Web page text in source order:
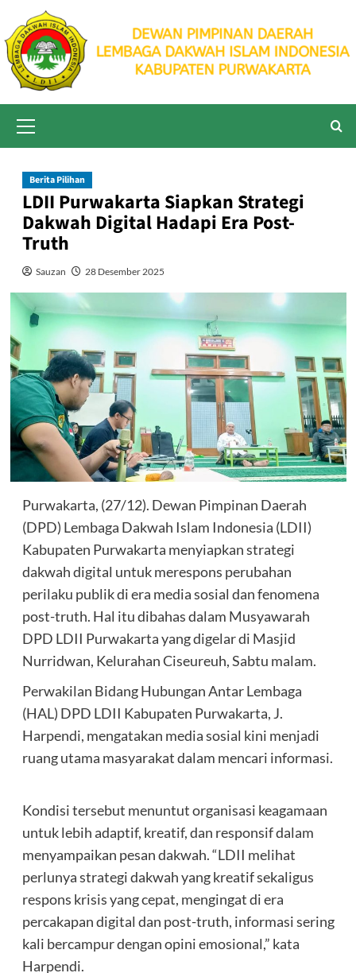
content
Menu
Berita Pilihan
LDII Purwakarta Siapkan Strategi
Dakwah Digital Hadapi Era Post-
Truth
Sauzan 28 Desember 2025
Purwakarta, (27/12). Dewan Pimpinan Daerah
(DPD) Lembaga Dakwah Islam Indonesia (LDII)
Kabupaten Purwakarta menyiapkan strategi
dakwah digital untuk merespons perubahan
perilaku publik di era media sosial dan fenomena
post-truth. Hal itu dibahas dalam Musyawarah
DPD LDII Purwakarta yang digelar di Masjid
Nurridwan, Kelurahan Ciseureuh, Sabtu malam.
Perwakilan Bidang Hubungan Antar Lembaga
(HAL) DPD LDII Kabupaten Purwakarta, J.
Harpendi, mengatakan media sosial kini menjadi
ruang utama masyarakat dalam mencari informasi.
Kondisi tersebut menuntut organisasi keagamaan
untuk lebih adaptif, kreatif, dan responsif dalam
menyampaikan pesan dakwah. “LDII melihat
perlunya strategi dakwah yang kreatif sekaligus
respons krisis yang cepat, mengingat di era
percakapan digital dan post-truth, informasi sering
kali bercampur dengan opini emosional,” kata
Harpendi.